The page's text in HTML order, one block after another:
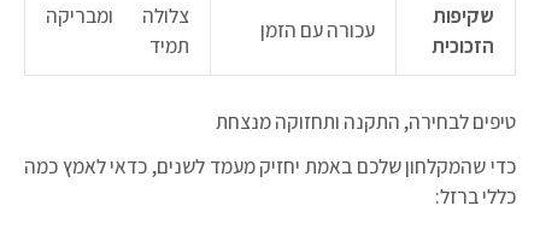
שקיפות
הזכוכית
עכורה עם הזמן
צלולה ומבריקה
תמיד
טיפים לבחירה, התקנה ותחזוקה מנצחת
כדי שהמקלחון שלכם באמת יחזיק מעמד לשנים, כדאי לאמץ כמה
כללי ברזל: